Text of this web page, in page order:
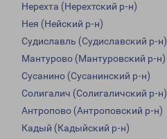
Нерехта (Нерехтский р-н)
Нея (Нейский р-н)
Судиславль (Судиславский р-н)
Мантурово (Мантуровский р-н)
Сусанино (Сусанинский р-н)
Солигалич (Солигаличский р-н)
Антропово (Антроповский р-н)
Кадый (Кадыйский р-н)